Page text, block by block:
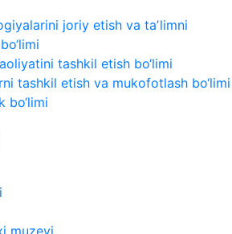
joriy etish va taʼlimni
tashkil etish bo‘limi
tashkil etish va mukofotlash bo‘limi
bo‘limi
muzeyi